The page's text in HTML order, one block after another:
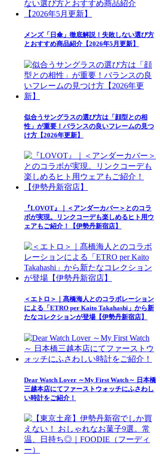
メンズ「日傘」徹底解説！失敗しない選び方
とおすすめ商品紹介【2026年5月更新】
似合うサングラスの選び方は「顔型との相
性」が重要！バランスの良いフレームの見つ
け方【2026年更新】
『LOVOT』｜＜アンダーカバー＞とのコラ
ボが実現。リンクコーデも楽しめるヒト用ウ
ェアもご紹介！【伊勢丹新宿店】
＜エトロ＞｜髙橋海人とのコラボレーション
による「ETRO per Kaito Takahashi」から新
たなコレクションが登場【伊勢丹新宿店】
Dear Watch Lover ～My First Watch～ 日本橋
三越本店にてファーストウォッチにふさわし
い時計をご紹介！